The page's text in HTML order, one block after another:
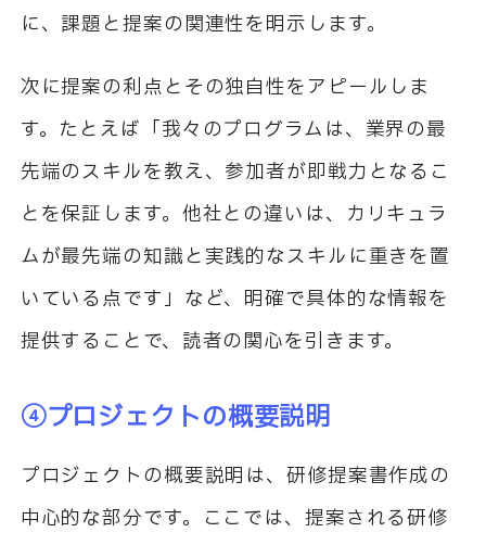
に、課題と提案の関連性を明示します。
次に提案の利点とその独自性をアピールしま
す。たとえば「我々のプログラムは、業界の最
先端のスキルを教え、参加者が即戦力となるこ
とを保証します。他社との違いは、カリキュラ
ムが最先端の知識と実践的なスキルに重きを置
いている点です」など、明確で具体的な情報を
提供することで、読者の関心を引きます。
④プロジェクトの概要説明
プロジェクトの概要説明は、研修提案書作成の
中心的な部分です。ここでは、提案される研修